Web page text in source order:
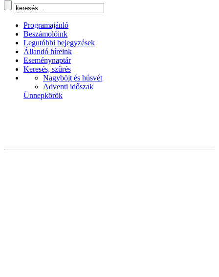
Programajánló
Beszámolóink
Legutóbbi bejegyzések
Állandó híreink
Eseménynaptár
Keresés, szűrés
Nagyböjt és húsvét
Adventi időszak
Ünnepkörök